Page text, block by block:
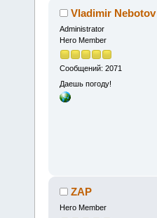
Vladimir Nebotov
Administrator
Hero Member
Сообщений: 2071
Даешь погоду!
ZAP
Hero Member